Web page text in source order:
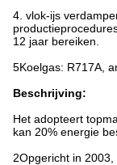
4. vlok-ijs
12 jaar bereiken.
5Koelgas: R717A,
Beschrijving:
Het adopteert
kan 20% energie
2Opgericht in 2003,